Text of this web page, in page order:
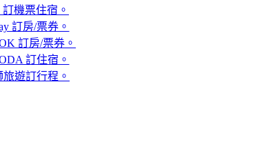
訂機票住宿。
訂房/票券。
訂房/票券。
訂住宿。
旅遊訂行程。